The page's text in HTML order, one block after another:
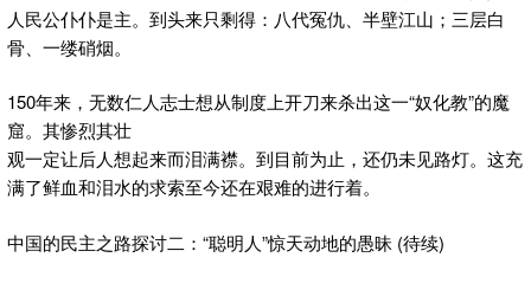
人民公仆仆是主。到头来只剩得：八代冤仇、半壁江山；三层白
骨、一缕硝烟。
150年来，无数仁人志士想从制度上开刀来杀出这一“奴化教”的魔
窟。其惨烈其壮
观一定让后人想起来而泪满襟。到目前为止，还仍未见路灯。这充
满了鲜血和泪水的求索至今还在艰难的进行着。
中国的民主之路探讨二：“聪明人”惊天动地的愚昧 (待续)